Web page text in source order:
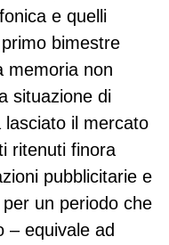
e quelli
bimestre
memoria non
situazione di
il mercato
ritenuti finora
pubblicitarie e
un periodo che
– equivale ad